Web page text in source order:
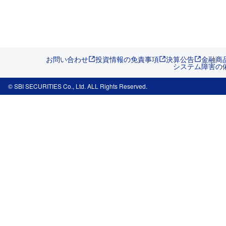
お問い合わせ 投資情報の免責事項 決算公告 金融商
システム障害の
© SBI SECURITIES Co., Ltd. ALL Rights Reserved.